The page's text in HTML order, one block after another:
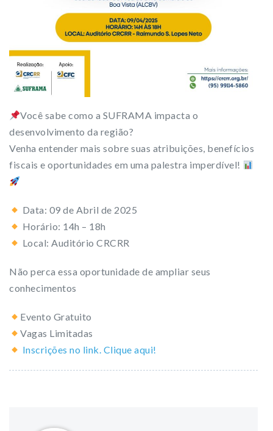
Você sabe como a SUFRAMA impacta o
desenvolvimento da região?
Venha entender mais sobre suas atribuições, benefícios
fiscais e oportunidades em uma palestra imperdível!
Data: 09 de Abril de 2025
Horário: 14h – 18h
Local: Auditório CRCRR
Não perca essa oportunidade de ampliar seus
conhecimentos
Evento Gratuito
Vagas Limitadas
Inscrições no link. Clique aqui!